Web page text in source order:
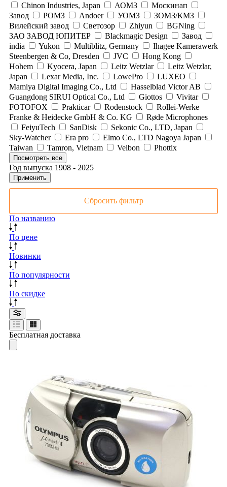
Chinon Industries, Japan
АОМЗ
Москинап
Завод
РОМЗ Andoer УОМЗ
ЗОМЗ/КМЗ
Вилейский завод
Светозор Zhiyun
BGNing
ЗАО ЗАВОД ЮПИТЕР
Blackmagic Design
Завод
india
Yukon Multiblitz, Germany
Ihagee Kamerawerk
Steenbergen & Co, Dresden
JVC
Hong Kong
Hohem
Kyocera, Japan Leitz Wetzlar
Leitz Wetzlar,
Japan
Lexar Media, Inc. LowePro
LUXEO
Mamiya Digital Imaging Co., Ltd
Hasselblad Victor AB
Guangdong SIRUI Optical Co., Ltd
Giottos
Vivitar
FOTOFOX
Prakticar Rodenstock
Rollei-Werke
Franke & Heidecke GmbH & Co. KG
Røde Microphones
FeiyuTech
SanDisk
Sekonic Co., LTD, Japan
Sky-Watcher
Era pro
Elmo Co., LTD Nagoya Japan
Taiwan
Tamron, Vietnam Velbon Phottix
Посмотреть все
Год выпуска 1908 - 2025
Применить
Сбросить фильтр
По названию
По цене
Новинки
По популярности
По скидке
Бесплатная доставка